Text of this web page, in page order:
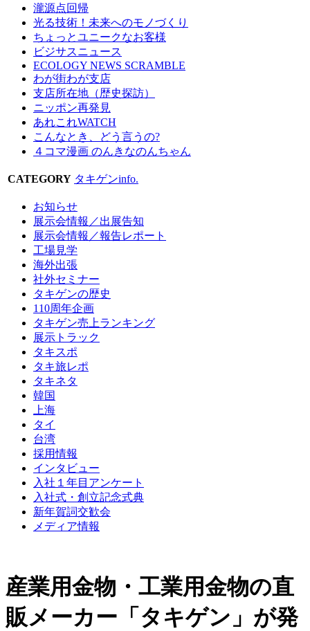
瀧源点回帰
光る技術！未来へのモノづくり
ちょっとユニークなお客様
ビジサスニュース
ECOLOGY NEWS SCRAMBLE
わが街わが支店
支店所在地（歴史探訪）
ニッポン再発見
あれこれWATCH
こんなとき、どう言うの?
４コマ漫画 のんきなのんちゃん
CATEGORY タキゲンinfo.
お知らせ
展示会情報／出展告知
展示会情報／報告レポート
工場見学
海外出張
社外セミナー
タキゲンの歴史
110周年企画
タキゲン売上ランキング
展示トラック
タキスポ
タキ旅レポ
タキネタ
韓国
上海
タイ
台湾
採用情報
インタビュー
入社１年目アンケート
入社式・創立記念式典
新年賀詞交歓会
メディア情報
産業用金物・工業用金物の直
販メーカー「タキゲン」が発